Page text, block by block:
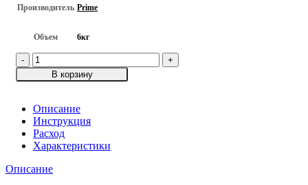
Производитель Prime
Объем 6кг
Количество
товара
Цветная
затирка
Prime
Grout,
Темно-
6кг
В корзину
Описание
Инструкция
Расход
Характеристики
Описание